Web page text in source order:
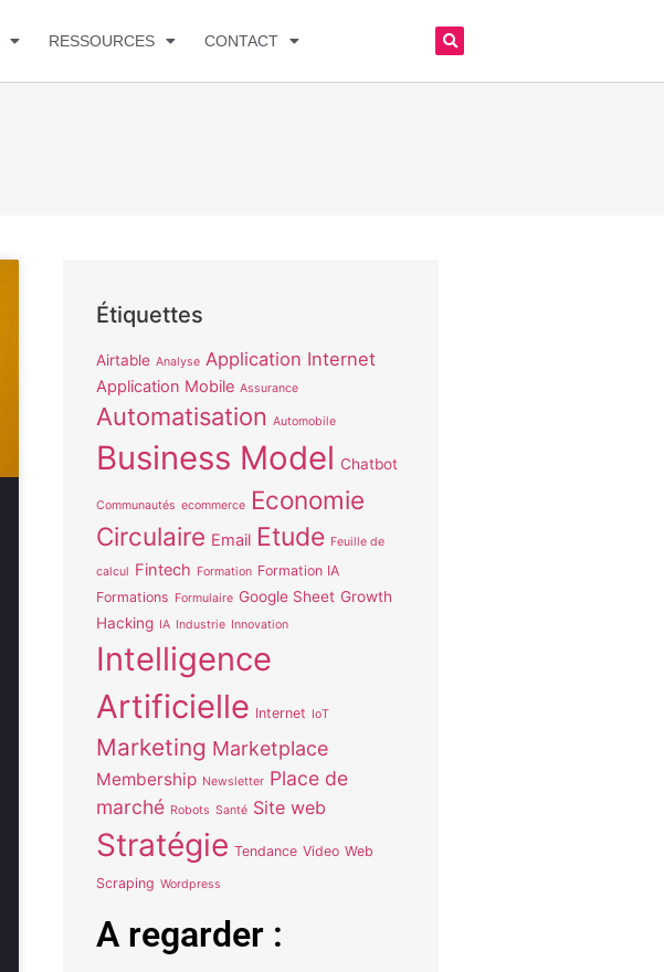
RESSOURCES CONTACT
Étiquettes
Airtable Analyse Application Internet
Application Mobile Assurance
Automatisation Automobile
Business Model Chatbot
Communautés ecommerce Economie
Circulaire Email Etude Feuille de
calcul Fintech Formation Formation IA
Formations Formulaire Google Sheet Growth
Hacking IA Industrie Innovation
Intelligence
Artificielle Internet IoT
Marketing Marketplace
Membership Newsletter Place de
marché Robots Santé Site web
Stratégie Tendance Video Web
Scraping Wordpress
A regarder :